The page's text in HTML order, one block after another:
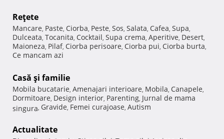
Reţete
Mancare, Paste, Ciorba, Peste, Sos, Salata, Cafea, Supa,
Dulceata, Tocanita, Cocktail, Supa crema, Aperitive, Desert,
Maioneza, Pilaf, Ciorba perisoare, Ciorba pui, Ciorba burta,
Ce mancam azi
Casă şi familie
Mobila bucatarie, Amenajari interioare, Mobila, Canapele,
Dormitoare, Design interior, Parenting, Jurnal de mama
singura, Gravide, Femei curajoase, Autism
Actualitate